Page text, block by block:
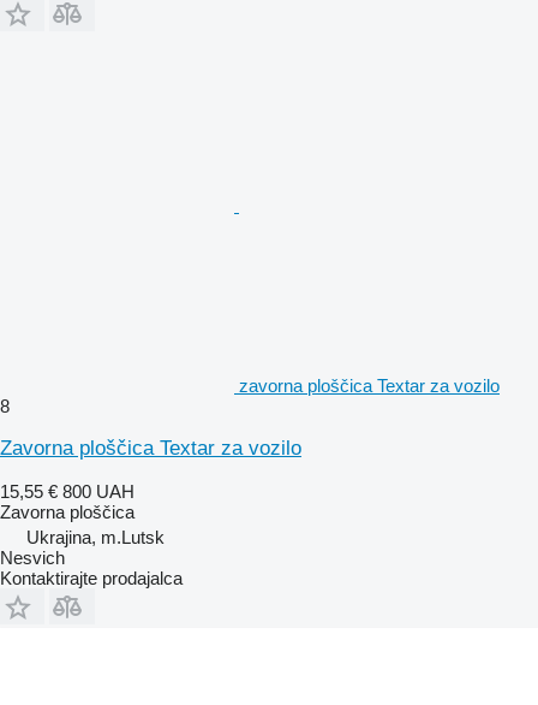
zavorna ploščica Textar za vozilo
8
Zavorna ploščica Textar za vozilo
15,55 € 800 UAH
Zavorna ploščica
Ukrajina, m.Lutsk
Nesvich
Kontaktirajte prodajalca